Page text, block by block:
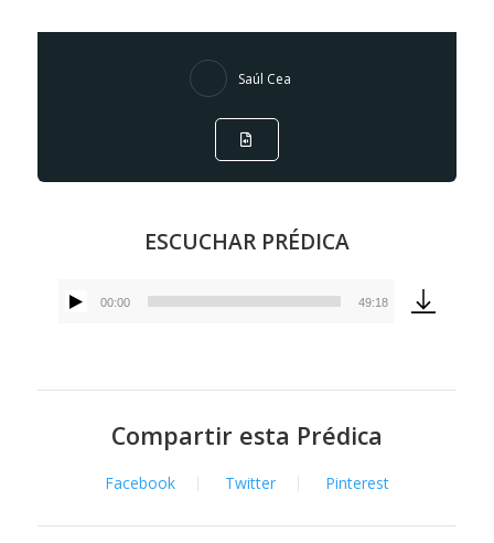
Saúl Cea
ESCUCHAR PRÉDICA
Reproductor
00:00 49:18
Compartir esta Prédica
Facebook Twitter Pinterest